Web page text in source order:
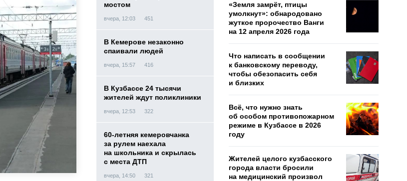
мостом
вчера, 12:03 451
В Кемерове незаконно
спаивали людей
вчера, 15:57 416
В Кузбассе 24 тысячи
жителей ждут поликлиники
вчера, 12:53 322
60-летняя кемеровчанка
за рулем наехала
на школьника и скрылась
с места ДТП
вчера, 14:50 321
«Земля замрёт, птицы
умолкнут»: обнародовано
жуткое пророчество Ванги
на 12 апреля 2026 года
Что написать в сообщении
к банковскому переводу,
чтобы обезопасить себя
и близких
Всё, что нужно знать
об особом противопожарном
режиме в Кузбассе в 2026
году
Жителей целого кузбасского
города власти бросили
на медицинский произвол